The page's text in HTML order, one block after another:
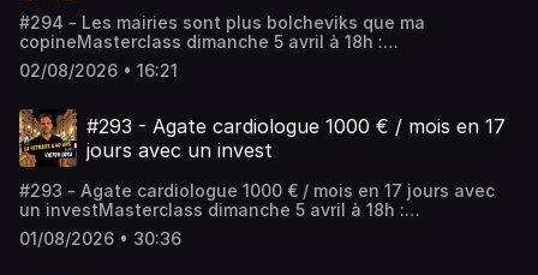
#294 - Les mairies sont plus bolcheviks que ma
copineMasterclass dimanche 5 avril à 18h :
https://www.fireclub.training/
a09213a1-2Rejoindre le coaching :
workshops : https://firefrance.substack.comHébergé par
Audiomeans. Visitez audiomeans.fr/politique-de-
confidentialite pour plus d'informations.
02/08/2026 • 16:21
#293 - Agate cardiologue 1000 € / mois en 17
jours avec un invest
#293 - Agate cardiologue 1000 € / mois en 17 jours avec
un investMasterclass dimanche 5 avril à 18h :
https://www.fireclub.training/
a09213a1-2Rejoindre le coaching :
01/08/2026 • 30:36